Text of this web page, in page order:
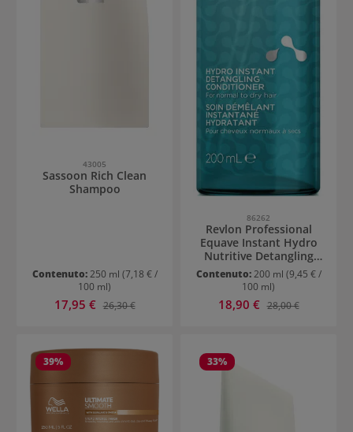
43005
Sassoon Rich Clean
Shampoo
Contenuto:250 ml (7,18 € /
100 ml)
Prezzo di vendita:
17,95 € Prezzo normale:
26,30 €
86262
Revlon Professional
Equave Instant Hydro
Nutritive Detangling
Conditioner per i capelli
secchi
Contenuto:200 ml (9,45 € /
100 ml)
Prezzo di vendita:
18,90 € Prezzo normale:
28,00 €
39% 33%